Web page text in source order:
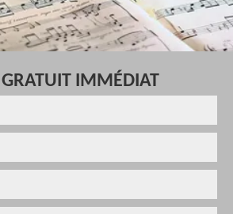
GRATUIT IMMÉDIAT